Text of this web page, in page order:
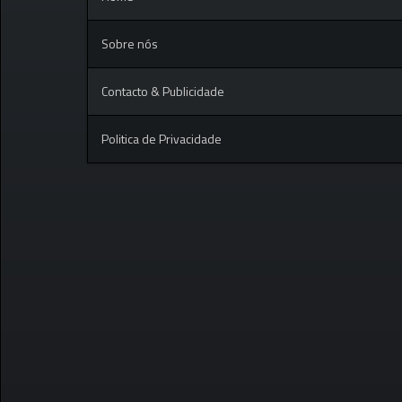
Sobre nós
Contacto & Publicidade
Politica de Privacidade